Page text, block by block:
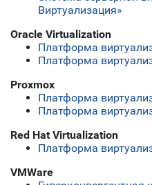
Виртуализация»
Oracle Virtualization
Платформа
Платформа
Proxmox
Платформа
Платформа
Red Hat Virtualization
Платформа
VMWare